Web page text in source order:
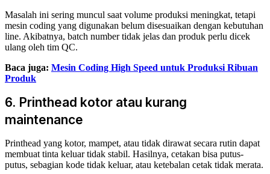
Masalah ini sering muncul saat volume produksi meningkat, tetapi
mesin coding yang digunakan belum disesuaikan dengan kebutuhan
line. Akibatnya, batch number tidak jelas dan produk perlu dicek
ulang oleh tim QC.
Baca juga: Mesin Coding High Speed untuk Produksi Ribuan
Produk
6. Printhead kotor atau kurang
maintenance
Printhead yang kotor, mampet, atau tidak dirawat secara rutin dapat
membuat tinta keluar tidak stabil. Hasilnya, cetakan bisa putus-
putus, sebagian kode tidak keluar, atau ketebalan cetak tidak merata.